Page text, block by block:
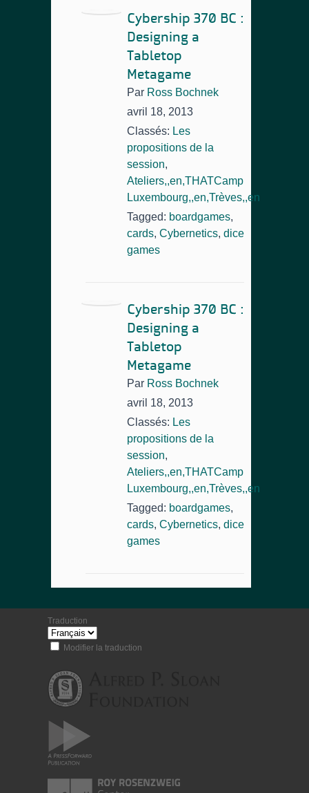
Cybership 370 BC :
Designing a
Tabletop
Metagame
Par Ross Bochnek
avril 18, 2013
Classés: Les
propositions de la
session,
Ateliers,,en,THATCamp
Luxembourg,,en,Trèves,,en
Tagged: boardgames,
cards, Cybernetics, dice
games
Cybership 370 BC :
Designing a
Tabletop
Metagame
Par Ross Bochnek
avril 18, 2013
Classés: Les
propositions de la
session,
Ateliers,,en,THATCamp
Luxembourg,,en,Trèves,,en
Tagged: boardgames,
cards, Cybernetics, dice
games
Traduction
Modifier la traduction